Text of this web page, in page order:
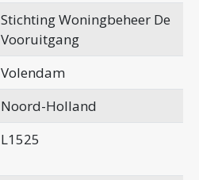
Stichting Woningbeheer De
Vooruitgang
Volendam
Noord-Holland
L1525